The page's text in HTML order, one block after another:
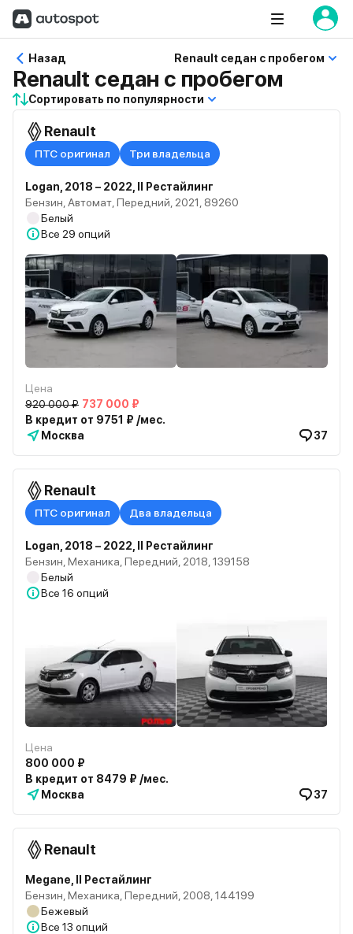
Назад Renault седан с пробегом
Renault седан с пробегом
Сортировать по популярности
Renault
ПТС оригинал Три владельца
Logan, 2018 – 2022, II Рестайлинг
Бензин, Автомат, Передний, 2021, 89260
Белый
Все 29 опций
Цена
920 000 ₽ 737 000 ₽
В кредит от 9751 ₽ /мес.
Москва
37
Renault
ПТС оригинал Два владельца
Logan, 2018 – 2022, II Рестайлинг
Бензин, Механика, Передний, 2018, 139158
Белый
Все 16 опций
Цена
800 000 ₽
В кредит от 8479 ₽ /мес.
Москва
37
Renault
Megane, II Рестайлинг
Бензин, Механика, Передний, 2008, 144199
Бежевый
Все 13 опций